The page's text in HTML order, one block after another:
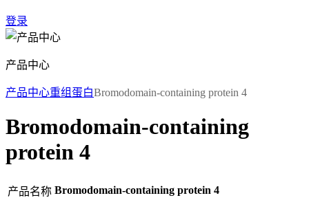
登录
产品中心
产品中心重组蛋白Bromodomain-containing protein 4
Bromodomain-containing
protein 4
产品名称 Bromodomain-containing protein 4